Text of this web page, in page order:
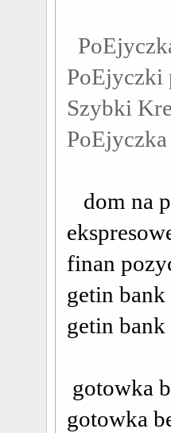
Szybki
dom na
finan
getin bank
getin
gotowka
gotowka